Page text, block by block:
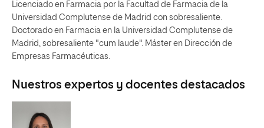
Licenciado en Farmacia por la Facultad de Farmacia de la
Universidad Complutense de Madrid con sobresaliente.
Doctorado en Farmacia en la Universidad Complutense de
Madrid, sobresaliente "cum laude". Máster en Dirección de
Empresas Farmacéuticas.
Nuestros expertos y docentes destacados